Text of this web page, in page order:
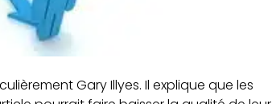
Gary Illyes. Il explique que les